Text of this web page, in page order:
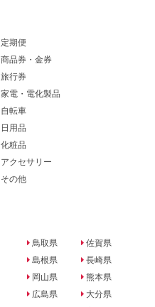
定期便
商品券・金券
旅行券
家電・電化製品
自転車
日用品
化粧品
アクセサリー
その他
鳥取県
島根県
岡山県
広島県
佐賀県
長崎県
熊本県
大分県